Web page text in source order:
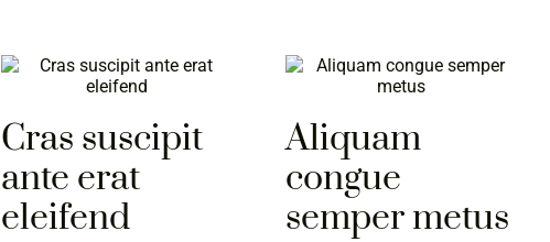
Cras suscipit
ante erat
eleifend
Aliquam
congue
semper metus